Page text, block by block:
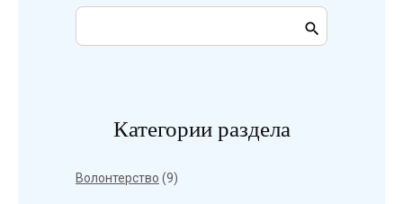
Категории раздела
Волонтерство (9)